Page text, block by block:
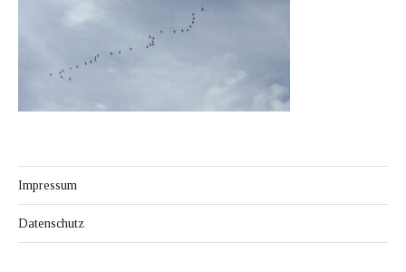
Impressum
Datenschutz